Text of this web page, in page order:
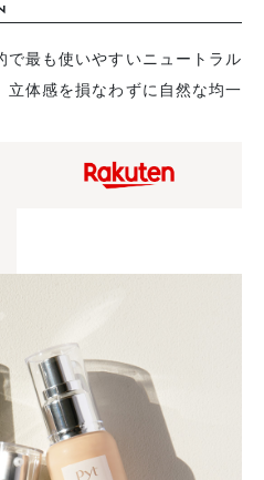
最も使いやすいニュートラル
立体感を損なわずに自然な均一